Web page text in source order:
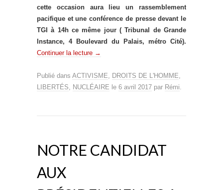
cette occasion aura lieu un rassemblement
pacifique et une conférence de presse devant le
TGI à 14h ce même jour ( Tribunal de Grande
Instance, 4 Boulevard du Palais, métro Cité).
Continuer la lecture →
Publié dans ACTIVISME DROITS DE L'HOMME
LIBERTÉS
NUCLÉAIRE le 6 avril 2017 par Rémi
NOTRE CANDIDAT
AUX